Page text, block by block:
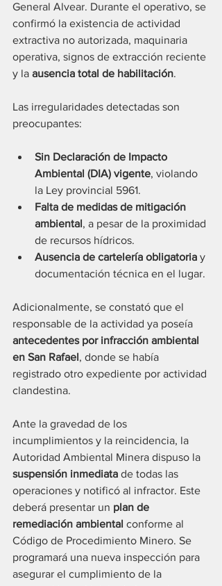
General Alvear. Durante el operativo, se
confirmó la existencia de actividad
extractiva no autorizada, maquinaria
operativa, signos de extracción reciente
y la ausencia total de habilitación.
Las irregularidades detectadas son
preocupantes:
Sin Declaración de Impacto
Ambiental (DIA) vigente, violando
la Ley provincial 5961.
Falta de medidas de mitigación
ambiental, a pesar de la proximidad
de recursos hídricos.
Ausencia de cartelería obligatoria y
documentación técnica en el lugar.
Adicionalmente, se constató que el
responsable de la actividad ya poseía
antecedentes por infracción ambiental
en San Rafael, donde se había
registrado otro expediente por actividad
clandestina.
Ante la gravedad de los
incumplimientos y la reincidencia, la
Autoridad Ambiental Minera dispuso la
suspensión inmediata de todas las
operaciones y notificó al infractor. Este
deberá presentar un plan de
remediación ambiental conforme al
Código de Procedimiento Minero. Se
programará una nueva inspección para
asegurar el cumplimiento de la